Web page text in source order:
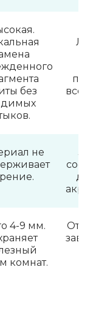
без
не
до
4-9 мм.
комнат.
От 3